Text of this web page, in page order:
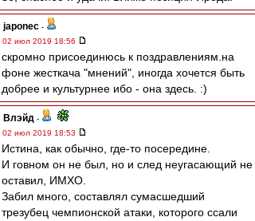
japonec -
02 июл 2019 18:56
скромно присоединюсь к поздравлениям.на
фоне жесткача "мнений", иногда хочется быть
добрее и культурнее ибо - она здесь. :)
Влэйд -
02 июл 2019 18:53
Истина, как обычно, где-то посередине.
И говном он не был, но и след неугасающий не
оставил, ИМХО.
Забил много, составлял сумасшедший
трезубец чемпионской атаки, которого ссали